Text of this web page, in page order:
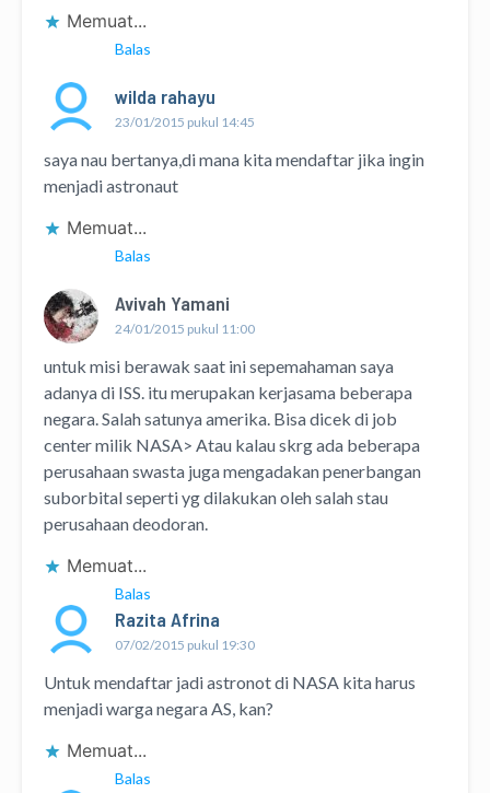
Memuat...
Balas
wilda rahayu
23/01/2015 pukul 14:45
saya nau bertanya,di mana kita mendaftar jika ingin
menjadi astronaut
Memuat...
Balas
Avivah Yamani
24/01/2015 pukul 11:00
untuk misi berawak saat ini sepemahaman saya
adanya di ISS. itu merupakan kerjasama beberapa
negara. Salah satunya amerika. Bisa dicek di job
center milik NASA> Atau kalau skrg ada beberapa
perusahaan swasta juga mengadakan penerbangan
suborbital seperti yg dilakukan oleh salah stau
perusahaan deodoran.
Memuat...
Balas
Razita Afrina
07/02/2015 pukul 19:30
Untuk mendaftar jadi astronot di NASA kita harus
menjadi warga negara AS, kan?
Memuat...
Balas